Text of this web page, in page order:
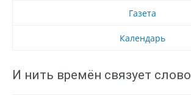
Газета
Календарь
И нить времён связует слово